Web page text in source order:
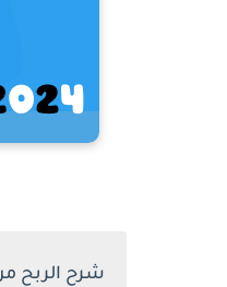
شرح الربح